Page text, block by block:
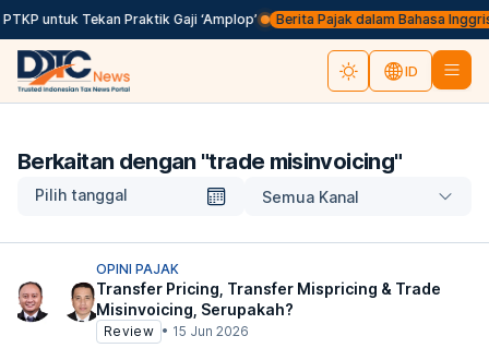
untuk Tekan Praktik Gaji ‘Amplop’ Berita Pajak dalam Bahasa
ID
Berkaitan dengan "trade misinvoicing"
Pilih tanggal Semua Kanal
OPINI PAJAK
Transfer Pricing, Transfer Mispricing & Trade
Misinvoicing, Serupakah?
Review • 15 Jun 2026